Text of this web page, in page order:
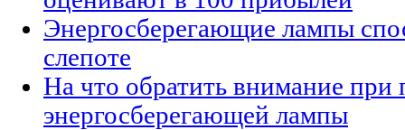
Энергосберегающие лампы
слепоте
На что обратить внимание при
энергосберегающей лампы